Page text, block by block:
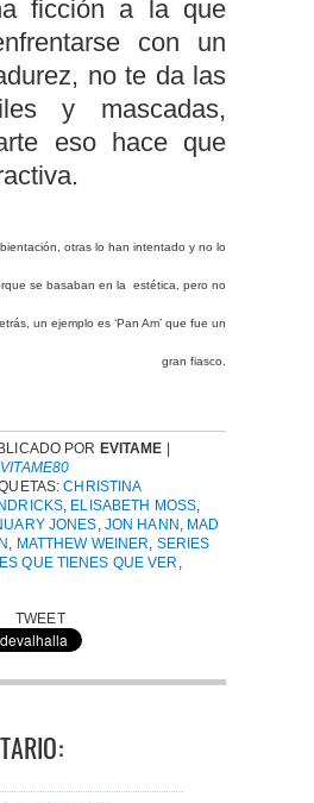
ficción a la que
con un
no te da las
y mascadas,
eso hace que
otras lo han intentado y no lo
se basaban en la estética, pero no
un ejemplo es ‘Pan Am’ que fue un
gran fiasco.
POR EVITAME
CHRISTINA
, ELISABETH MOSS,
JONES, JON HANN , MAD
, MATTHEW WEINER, SERIES
QUE TIENES QUE VER ,
TWEET